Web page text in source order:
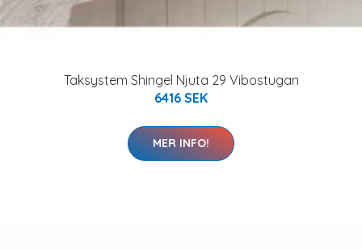
Taksystem Shingel Njuta 29 Vibostugan
6416 SEK
MER INFO!